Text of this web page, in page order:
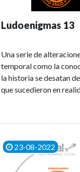
Ludoenigmas 13
Una serie de
temporal como la
la historia se desatan
que sucedieron en
23-08-2022